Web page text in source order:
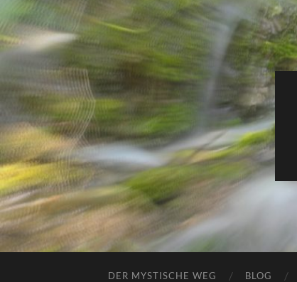
DER MYSTISCHE WEG BLOG